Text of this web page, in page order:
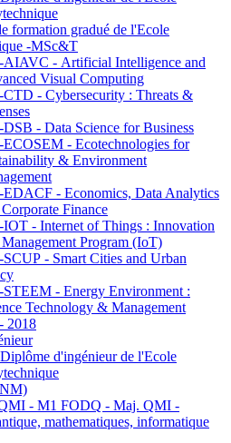
formation gradué de l'Ecole
-MSc&T
- Artificial Intelligence and
Visual Computing
- Cybersecurity : Threats &
- Data Science for Business
- Ecotechnologies for
& Environment
- Economics, Data Analytics
Finance
- Internet of Things : Innovation
Program (IoT)
- Smart Cities and Urban
- Energy Environment :
Technology & Management
2018
d'ingénieur de l'Ecole
- M1 FODQ - Maj. QMI -
mathematiques, informatique